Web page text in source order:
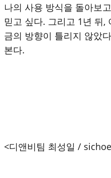
나의 사용 방식을 돌아보
믿고 싶다. 그리고 1년 뒤,
금의 방향이 틀리지 않았
본다.
<디앤비팀 최성일 /